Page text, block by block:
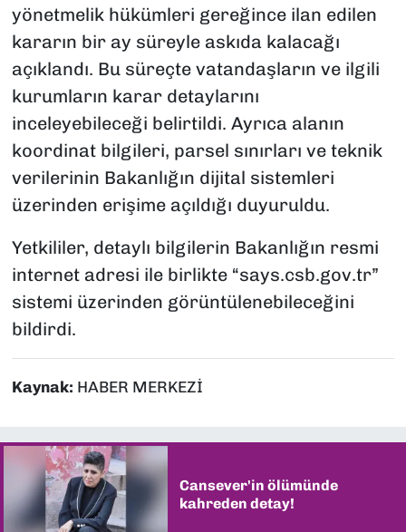
yönetmelik hükümleri gereğince ilan edilen
kararın bir ay süreyle askıda kalacağı
açıklandı. Bu süreçte vatandaşların ve ilgili
kurumların karar detaylarını
inceleyebileceği belirtildi. Ayrıca alanın
koordinat bilgileri, parsel sınırları ve teknik
verilerinin Bakanlığın dijital sistemleri
üzerinden erişime açıldığı duyuruldu.
Yetkililer, detaylı bilgilerin Bakanlığın resmi
internet adresi ile birlikte “says.csb.gov.tr”
sistemi üzerinden görüntülenebileceğini
bildirdi.
Kaynak: HABER MERKEZİ
Cansever'in ölümünde
kahreden detay!